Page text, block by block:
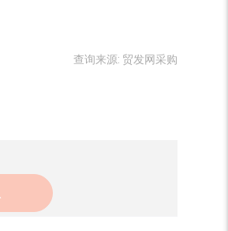
查询来源: 贸发网采购